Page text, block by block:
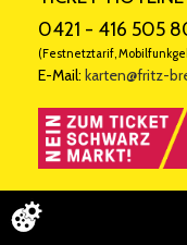
0421 - 416 505
(Festnetztarif,
E-Mail: karten@fritz-